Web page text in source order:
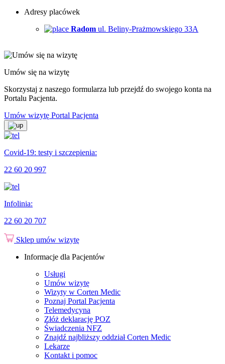
Adresy placówek
Radom ul. Beliny-Prażmowskiego 33A
Umów się na wizytę
Skorzystaj z naszego formularza lub przejdź do swojego konta na
Portalu Pacjenta.
Umów wizytę Portal Pacjenta
Covid-19: testy i szczepienia:
22 60 20 997
Infolinia:
22 60 20 707
Sklep umów wizytę
Informacje dla Pacjentów
Usługi
Umów wizytę
Wizyty w Corten Medic
Poznaj Portal Pacjenta
Telemedycyna
Złóż deklarację POZ
Świadczenia NFZ
Znajdź najbliższy oddział Corten Medic
Lekarze
Kontakt i pomoc